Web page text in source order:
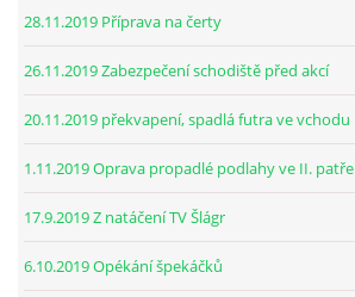
28.11.2019 Příprava na čerty
26.11.2019 Zabezpečení schodiště před akcí
20.11.2019 překvapení, spadlá futra ve vchodu
1.11.2019 Oprava propadlé podlahy ve II. patře
17.9.2019 Z natáčení TV Šlágr
6.10.2019 Opékání špekáčků